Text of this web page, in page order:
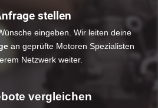
stellen
eingeben. Wir leiten deine
an geprüfte Motoren Spezialisten
Netzwerk weiter.
vergleichen